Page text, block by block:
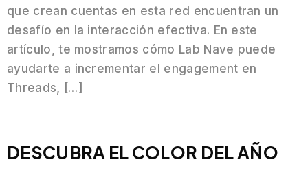
que crean cuentas en esta red encuentran un
desafío en la interacción efectiva. En este
artículo, te mostramos cómo Lab Nave puede
ayudarte a incrementar el engagement en
Threads, […]
DESCUBRA EL COLOR DEL AÑO